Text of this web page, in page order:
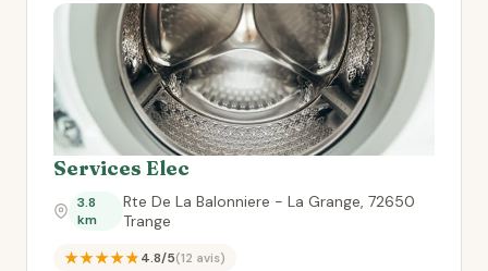
Services Elec
3.8
km
Rte De La Balonniere - La Grange, 72650
Trange
★★★★★4.8/5(12 avis)